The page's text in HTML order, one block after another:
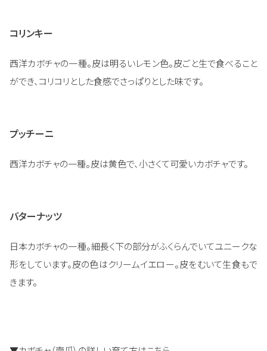
コリンキー
西洋カボチャの一種。皮は明るいレモン色。皮ごと生で食べること
ができ、コリコリとした食感でさっぱりとした味です。
プッチーニ
西洋カボチャの一種。皮は黄色で、小さくて可愛いカボチャです。
バターナッツ
日本カボチャの一種。細長く下の部分がふくらんでいてユニークな
形をしています。皮の色はクリームイエロー。皮をむいて生食もで
きます。